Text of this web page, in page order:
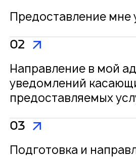
Предоставление мне
02
Направление в мой
уведомлений
предоставляемых
03
Подготовка и